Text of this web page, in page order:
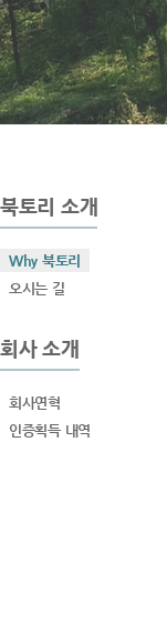
북토리 소개
Why 북토리
오시는 길
회사 소개
회사연혁
인증획득 내역